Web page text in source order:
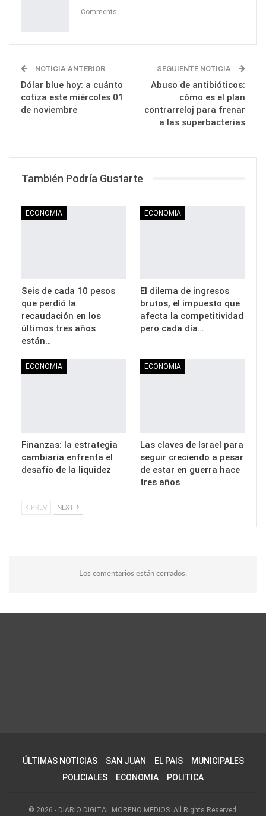
Comments
NOTICIA ANTERIOR
Dólar blue hoy: a cuánto
cotiza este miércoles 01
de noviembre
SEGUIENTE NOTICIA
Abuso de antibióticos:
cómo es el plan
contrarreloj para frenar
a las superbacterias
También Podría Gustarte
ECONOMIA
Seis de cada 10 pesos
que perdió la
recaudación en los
últimos tres años
están…
ECONOMIA
El dilema de ingresos
brutos, el impuesto que
afecta la competitividad
pero cada día…
ECONOMIA
Finanzas: la estrategia
cambiaria enfrenta el
desafío de la liquidez
ECONOMIA
Las claves de Israel para
seguir creciendo a pesar
de estar en guerra hace
tres años
PREV NEXT
Los comentarios están cerrados.
ÚLTIMAS NOTICIAS SAN JUAN EL PAIS
MUNICIPALES
POLICIALES
ECONOMIA POLITICA
© 2026 - DIARIO DIGITAL MORENO MEDIOS. All Rights Reserved.